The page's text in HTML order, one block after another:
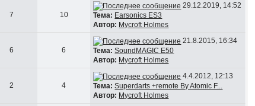
7 10
29.12.2019, 14:52
Тема: Earsonics ES3
Автор: Mycroft Holmes
6 6
21.8.2015, 16:34
Тема: SoundMAGIC E50
Автор: Mycroft Holmes
2 4
4.4.2012, 12:13
Тема: Superdarts +remote By Atomic F...
Автор: Mycroft Holmes